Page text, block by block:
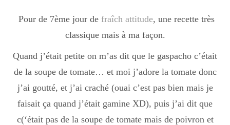
Catégories
Apéro
Entrée
Pour de 7ème jour defraîch attitude, une recette très
classique mais à ma façon.
Quand j’était petite on m’as dit que le gaspacho c’était
de la soupe de tomate… et moi j’adore la tomate donc
j’ai goutté, et j’ai craché (ouai c’est pas bien mais je
faisait ça quand j’était gamine XD), puis j’ai dit que
c(‘était pas de la soupe de tomate mais de poivron et